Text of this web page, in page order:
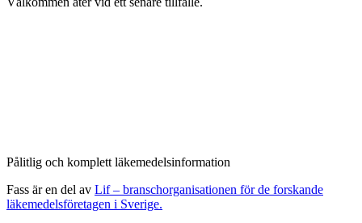
Pålitlig och komplett läkemedelsinformation
Fass är en del av Lif – branschorganisationen för de forskande
läkemedelsföretagen i Sverige.